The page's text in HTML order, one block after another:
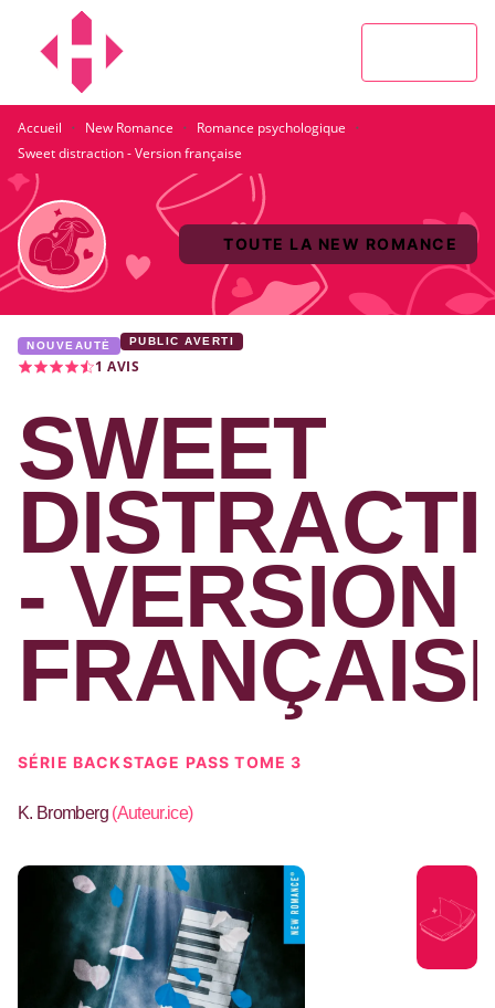
MENU
Accueil · New Romance · Romance psychologique ·
Sweet distraction - Version française
TOUTE LA NEW ROMANCE
NOUVEAUTÉ PUBLIC AVERTI
1 AVIS
SWEET
- VERSION
SÉRIE BACKSTAGE PASS TOME 3
K. Bromberg(Auteur.ice)